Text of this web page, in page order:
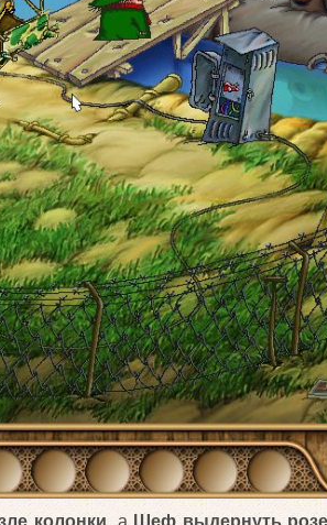
колонки, а Шеф выдернуть